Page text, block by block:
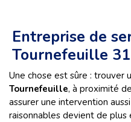
Entreprise de
Tournefeuille
Une chose est sûre : trouver
Tournefeuille, à proximité
assurer une intervention
raisonnables devient de plus